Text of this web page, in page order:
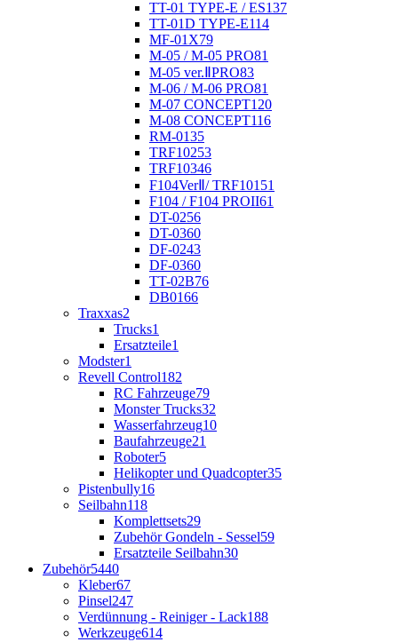
TT-01 TYPE-E / ES137
TT-01D TYPE-E114
MF-01X79
M-05 / M-05 PRO81
M-05 ver.ⅡPRO83
M-06 / M-06 PRO81
M-07 CONCEPT120
M-08 CONCEPT116
RM-0135
TRF10253
TRF10346
F104VerⅡ/ TRF101 51
F104 / F104 PROII61
DT-0256
DT-0360
DF-0243
DF-0360
TT-02B76
DB0166
Traxxas2
Trucks1
Ersatzteile1
Modster1
Revell Control182
RC Fahrzeuge79
Monster Trucks32
Wasserfahrzeug10
Baufahrzeuge21
Roboter5
Helikopter und Quadcopter35
Pistenbully16
Seilbahn118
Komplettsets29
Zubehör Gondeln - Sessel59
Ersatzteile Seilbahn30
Zubehör5440
Kleber67
Pinsel247
Verdünnung - Reiniger - Lack188
Werkzeuge614